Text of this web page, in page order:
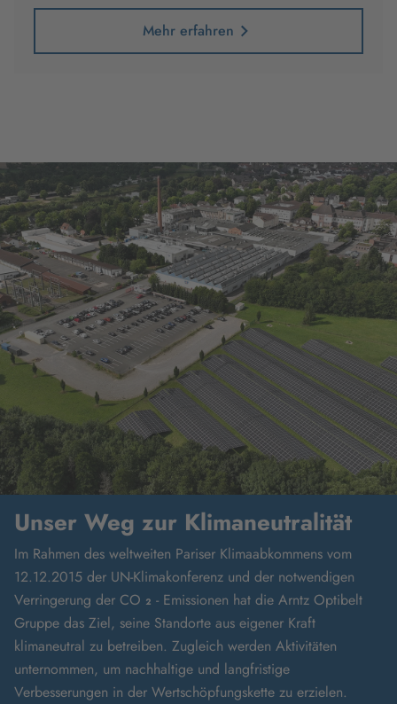
Mehr erfahren
Unser Weg zur Klimaneutralität
Im Rahmen des weltweiten Pariser Klimaabkommens vom
12.12.2015 der UN-Klimakonferenz und der notwendigen
Verringerung der CO ₂ - Emissionen hat die Arntz Optibelt
Gruppe das Ziel, seine Standorte aus eigener Kraft
klimaneutral zu betreiben. Zugleich werden Aktivitäten
unternommen, um nachhaltige und langfristige
Verbesserungen in der Wertschöpfungskette zu erzielen.